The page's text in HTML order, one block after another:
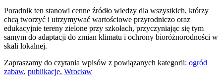
Poradnik ten stanowi cenne źródło wiedzy dla wszystkich, którzy
chcą tworzyć i utrzymywać wartościowe przyrodniczo oraz
edukacyjnie tereny zielone przy szkołach, przyczyniając się tym
samym do adaptacji do zmian klimatu i ochrony bioróżnorodności w
skali lokalnej.
Zapraszamy do czytania wpisów z powiązanych kategorii: ogród
zabaw, publikacje, Wrocław